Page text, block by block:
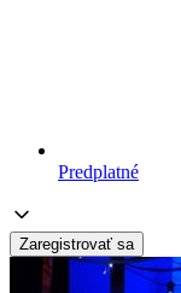
Predplatné
Zaregistrovať sa